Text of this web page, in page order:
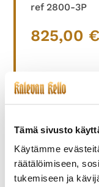
Tämä sivusto
Käytämme
räätälöimiseen,
tukemiseen ja
ref 2800-3P
825,00 €